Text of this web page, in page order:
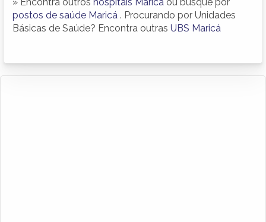
postos de saúde Maricá . Procurando por Unidades
Básicas de Saúde? Encontra outras UBS Maricá